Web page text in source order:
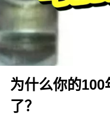
为什么你的
了？